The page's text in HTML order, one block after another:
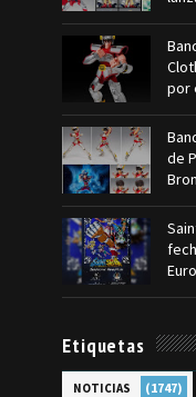
por
de
Etiquetas
NOTICIAS (1747)